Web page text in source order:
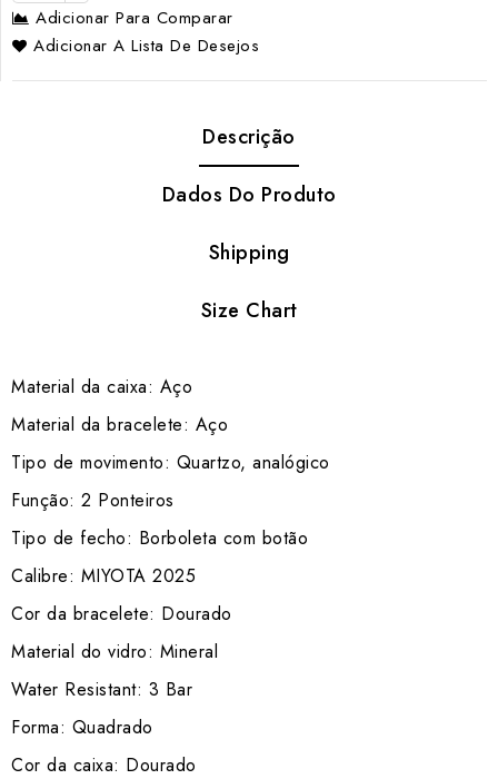
Adicionar Para Comparar
Adicionar A Lista De Desejos
Descrição
Dados Do Produto
Shipping
Size Chart
Material da caixa: Aço
Material da bracelete: Aço
Tipo de movimento: Quartzo, analógico
Função: 2 Ponteiros
Tipo de fecho: Borboleta com botão
Calibre: MIYOTA 2025
Cor da bracelete: Dourado
Material do vidro: Mineral
Water Resistant: 3 Bar
Forma: Quadrado
Cor da caixa: Dourado